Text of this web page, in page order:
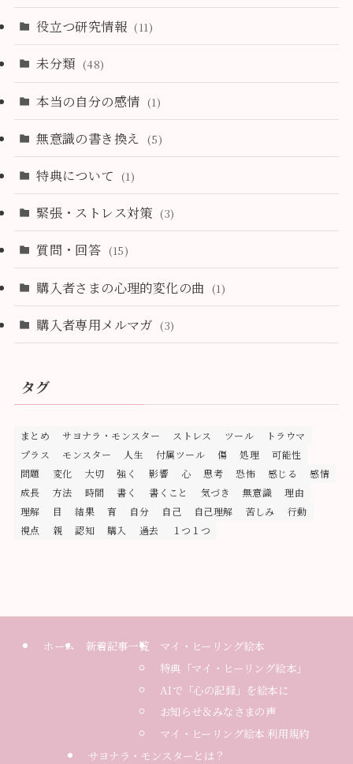
役立つ研究情報 (11)
未分類 (48)
本当の自分の感情 (1)
無意識の書き換え (5)
特典について (1)
緊張・ストレス対策 (3)
質問・回答 (15)
購入者さまの心理的変化の曲 (1)
購入者専用メルマガ (3)
タグ
まとめ サヨナラ・モンスター ストレス ツール
トラウマ
プラス
モンスター 人生 付属ツール 傷 処理
可能性
問題
変化 大切 強く 影響 心 思考 恐怖 感じる
感情
成長
方法 時間 書く 書くこと 気づき 無意識
理由
理解
目 結果 育 自分 自己 自己理解 苦しみ
行動
視点
親 認知 購入 過去 １つ１つ
ホーム 新着記事一覧
マイ・ヒーリング絵本
特典「マイ・ヒーリング絵本」
AIで「心の記録」を絵本に
お知らせ＆みなさまの声
マイ・ヒーリング絵本 利用規約
サヨナラ・モンスターとは？